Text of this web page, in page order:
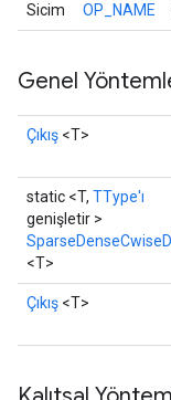
Sicim OP_NAME
Genel
Çıkış <T>
static <T, TType'ı
genişletir >
<T>
Çıkış <T>